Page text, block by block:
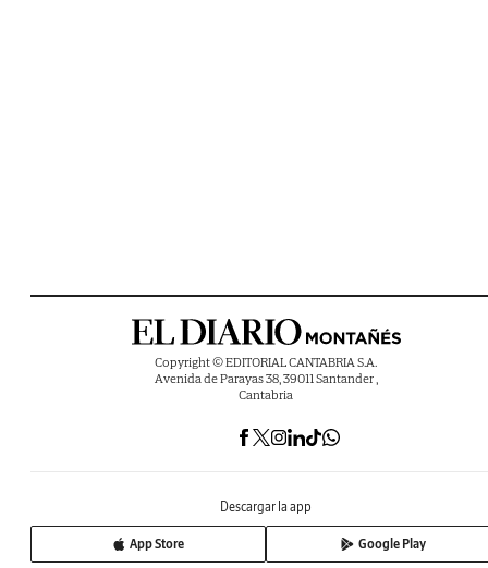
Copyright © EDITORIAL CANTABRIA S.A.
Avenida de Parayas 38, 39011 Santander ,
Cantabria
Descargar la app
App Store Google Play